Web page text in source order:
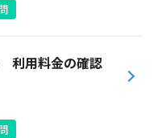
利用料金の確認